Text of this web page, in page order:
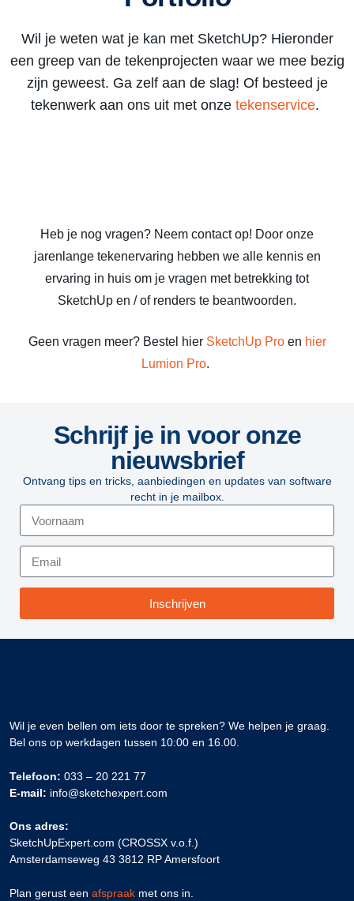
Wil je weten wat je kan met SketchUp? Hieronder
een greep van de tekenprojecten waar we mee bezig
zijn geweest. Ga zelf aan de slag! Of besteed je
tekenwerk aan ons uit met onze tekenservice.
Heb je nog vragen? Neem contact op! Door onze
jarenlange tekenervaring hebben we alle kennis en
ervaring in huis om je vragen met betrekking tot
SketchUp en / of renders te beantwoorden.
Geen vragen meer? Bestel hier SketchUp Proen hier
Lumion Pro.
Schrijf je in voor onze
nieuwsbrief
Ontvang tips en tricks, aanbiedingen en updates van software
recht in je mailbox.
Inschrijven
Wil je even bellen om iets door te spreken? We helpen je graag.
Bel ons op werkdagen tussen 10:00 en 16.00.
Telefoon: 033 – 20 221 77
E-mail: info@sketchexpert.com
Ons adres:
SketchUpExpert.com (CROSSX v.o.f.)
Amsterdamseweg 43 3812 RP Amersfoort
Plan gerust een afspraak met ons in.